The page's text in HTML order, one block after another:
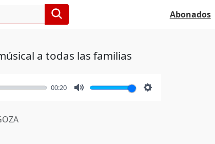
Abonados
a todas las familias
00:20